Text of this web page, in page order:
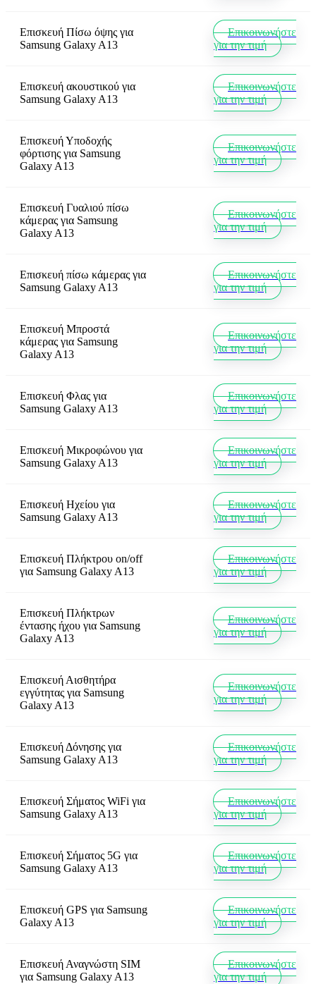
Επισκευή Πίσω όψης για
Samsung Galaxy A13
Επικοινωνήστε
για την τιμή
Επισκευή ακουστικού για
Samsung Galaxy A13
Επικοινωνήστε
για την τιμή
Επισκευή Υποδοχής
φόρτισης για Samsung
Galaxy A13
Επικοινωνήστε
για την τιμή
Επισκευή Γυαλιού πίσω
κάμερας για Samsung
Galaxy A13
Επικοινωνήστε
για την τιμή
Επισκευή πίσω κάμερας για
Samsung Galaxy A13
Επικοινωνήστε
για την τιμή
Επισκευή Μπροστά
κάμερας για Samsung
Galaxy A13
Επικοινωνήστε
για την τιμή
Επισκευή Φλας για
Samsung Galaxy A13
Επικοινωνήστε
για την τιμή
Επισκευή Μικροφώνου για
Samsung Galaxy A13
Επικοινωνήστε
για την τιμή
Επισκευή Ηχείου για
Samsung Galaxy A13
Επικοινωνήστε
για την τιμή
Επισκευή Πλήκτρου on/off
για Samsung Galaxy A13
Επικοινωνήστε
για την τιμή
Επισκευή Πλήκτρων
έντασης ήχου για Samsung
Galaxy A13
Επικοινωνήστε
για την τιμή
Επισκευή Αισθητήρα
εγγύτητας για Samsung
Galaxy A13
Επικοινωνήστε
για την τιμή
Επισκευή Δόνησης για
Samsung Galaxy A13
Επικοινωνήστε
για την τιμή
Επισκευή Σήματος WiFi για
Samsung Galaxy A13
Επικοινωνήστε
για την τιμή
Επισκευή Σήματος 5G για
Samsung Galaxy A13
Επικοινωνήστε
για την τιμή
Επισκευή GPS για Samsung
Galaxy A13
Επικοινωνήστε
για την τιμή
Επισκευή Αναγνώστη SIM
για Samsung Galaxy A13
Επικοινωνήστε
για την τιμή